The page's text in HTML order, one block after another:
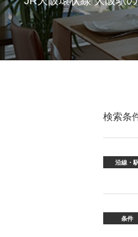
検索条
沿線・
条件